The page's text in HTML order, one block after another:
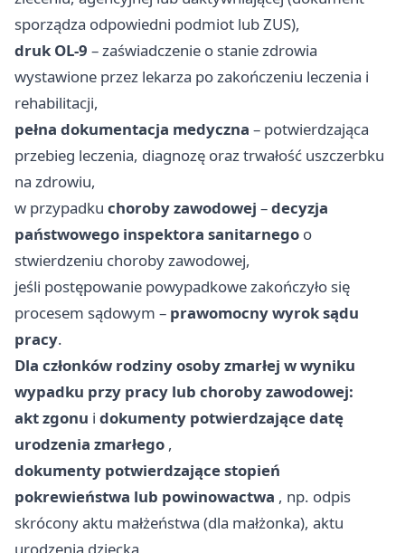
sporządza odpowiedni podmiot lub ZUS),
druk OL-9 – zaświadczenie o stanie zdrowia
wystawione przez lekarza po zakończeniu leczenia i
rehabilitacji,
pełna dokumentacja medyczna – potwierdzająca
przebieg leczenia, diagnozę oraz trwałość uszczerbku
na zdrowiu,
w przypadku choroby zawodowej –decyzja
państwowego inspektora sanitarnego o
stwierdzeniu choroby zawodowej,
jeśli postępowanie powypadkowe zakończyło się
procesem sądowym – prawomocny wyrok sądu
pracy.
Dla członków rodziny osoby zmarłej w wyniku
wypadku przy pracy lub choroby zawodowej:
akt zgonu i dokumenty potwierdzające datę
urodzenia zmarłego ,
dokumenty potwierdzające stopień
pokrewieństwa lub powinowactwa , np. odpis
skrócony aktu małżeństwa (dla małżonka), aktu
urodzenia dziecka,